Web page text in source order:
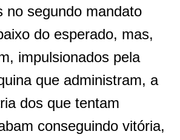
no segundo mandato
do esperado, mas,
impulsionados pela
que administram, a
dos que tentam
conseguindo vitória,